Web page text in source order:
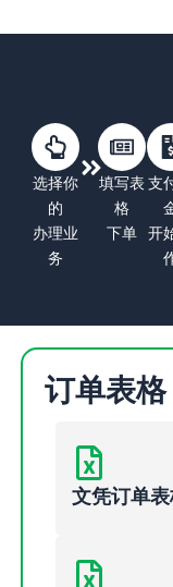
选择你
的
办理业
务
填写表
格
下单
支
开
订单表格
文凭订单表